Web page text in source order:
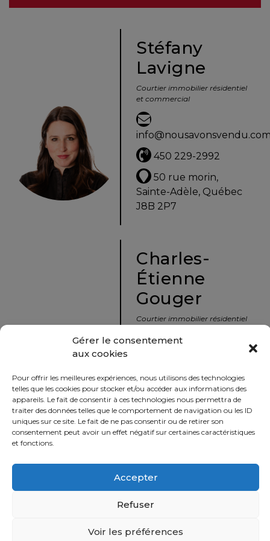
Gérer le consentement
aux cookies
Pour offrir les meilleures expériences, nous utilisons des technologies
telles que les cookies pour stocker et/ou accéder aux informations des
appareils. Le fait de consentir à ces technologies nous permettra de
traiter des données telles que le comportement de navigation ou les ID
uniques sur ce site. Le fait de ne pas consentir ou de retirer son
consentement peut avoir un effet négatif sur certaines caractéristiques
et fonctions.
Accepter
Refuser
Voir les préférences
Évaluation
Avec
un
immobilier
vers
la
tranquillité
d’esprit
défi
Stéfany
Lavigne
Courtier immobilier résidentiel
et commercial
450 229-2992
50 rue morin,
Sainte-Adèle, Québec
J8B 2P7
Charles-
Étienne
Gouger
Courtier immobilier résidentiel
450 229-2992
50 rue morin,
Sainte-Adèle, Québec
J8B 2P7
Partager
Politique